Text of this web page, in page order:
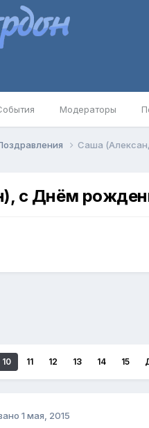
Модераторы
Саша
с Днём
10 11 12 13 14 15
1 мая, 2015